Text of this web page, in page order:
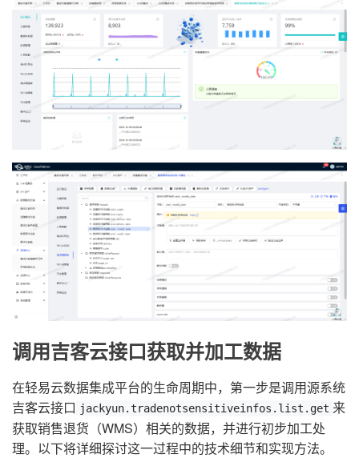
调用吉客云接口获取并加工数据
在轻易云数据集成平台的生命周期中，第一步是调用源系统
吉客云接口 jackyun.tradenotsensitiveinfos.list.get 来
获取销售退货（WMS）相关的数据，并进行初步加工处
理。以下将详细探讨这一过程中的技术细节和实现方法。